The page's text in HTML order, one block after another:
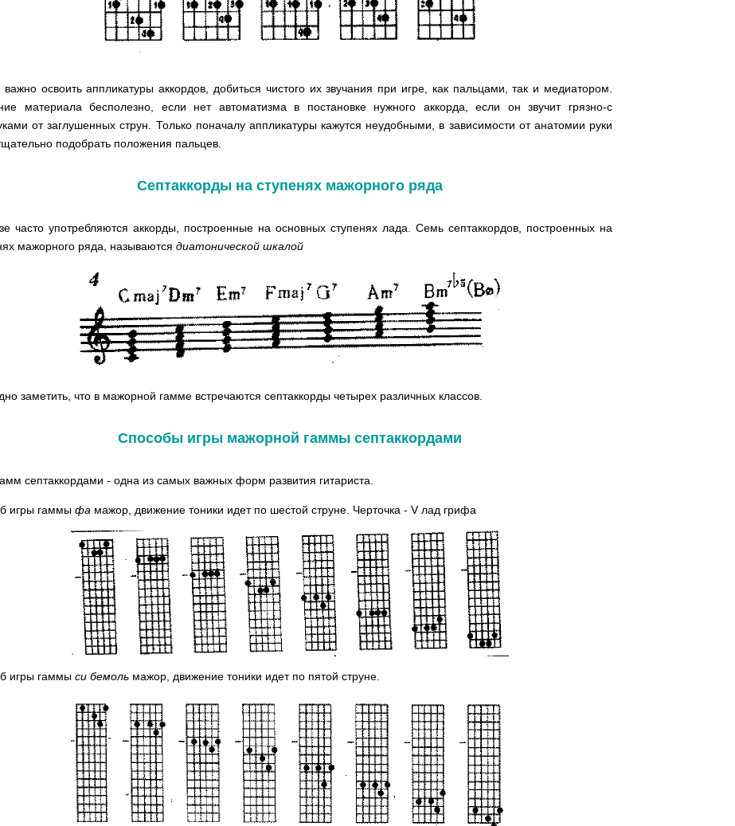
освоить аппликатуры аккордов, добиться чистого их звучания при игре, как пальцами, так и медиатором.
материала бесполезно, если нет автоматизма в постановке нужного аккорда, если он звучит грязно-с
от заглушенных струн. Только поначалу аппликатуры кажутся неудобными, в зависимости от анатомии руки
подобрать положения пальцев.
Септаккорды на ступенях мажорного ряда
часто употребляются аккорды, построенные на основных ступенях лада. Семь септаккордов, построенных на
мажорного ряда, называются диатонической шкалой
заметить, что в мажорной гамме встречаются септаккорды четырех различных классов.
Способы игры мажорной гаммы септаккордами
септаккордами - одна из самых важных форм развития гитариста.
игры гаммы фа мажор, движение тоники идет по шестой струне. Черточка - V лад грифа
игры гаммы си бемоль мажор, движение тоники идет по пятой струне.